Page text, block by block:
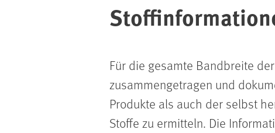
Für die gesamte Bandbreite
zusammengetragen und
Produkte als auch der selbst
Stoffe zu ermitteln. Die